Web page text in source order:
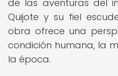
de las aventuras del
Quijote y su fiel
obra ofrece una
condición humana, la
la época.